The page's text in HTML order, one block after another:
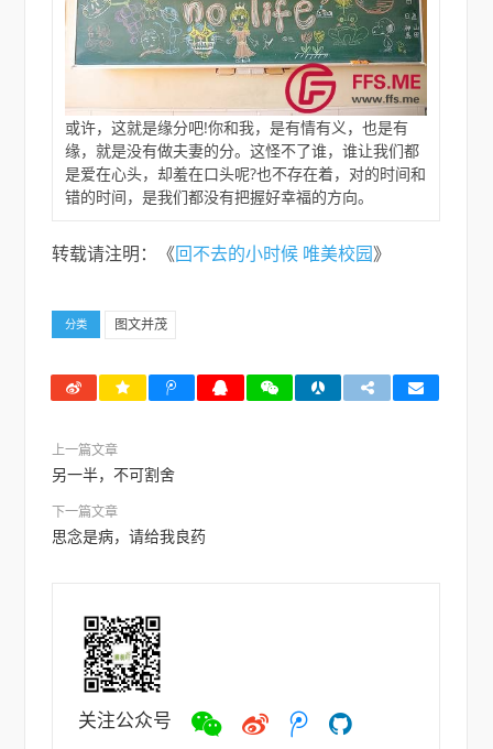
或许，这就是缘分吧!你和我，是有情有义，也是有
缘，就是没有做夫妻的分。这怪不了谁，谁让我们都
是爱在心头，却羞在口头呢?也不存在着，对的时间和
错的时间，是我们都没有把握好幸福的方向。
转载请注明：《回不去的小时候 唯美校园》
分类 图文并茂
上一篇文章
另一半，不可割舍
下一篇文章
思念是病，请给我良药
关注公众号
微
微
ヽ
如